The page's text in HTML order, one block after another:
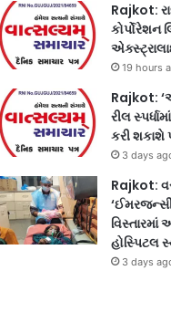
Rajkot:
કોર્પોરેશન
19 hours
Rajkot:
રીલ
કરી
3 days
Rajkot:
હોસ્પિટલ
3 days